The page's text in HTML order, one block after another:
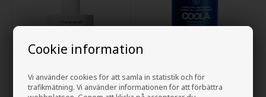
Cookie information
Vi använder cookies för att samla in statistik och för
trafikmätning. Vi använder informationen för att förbättra